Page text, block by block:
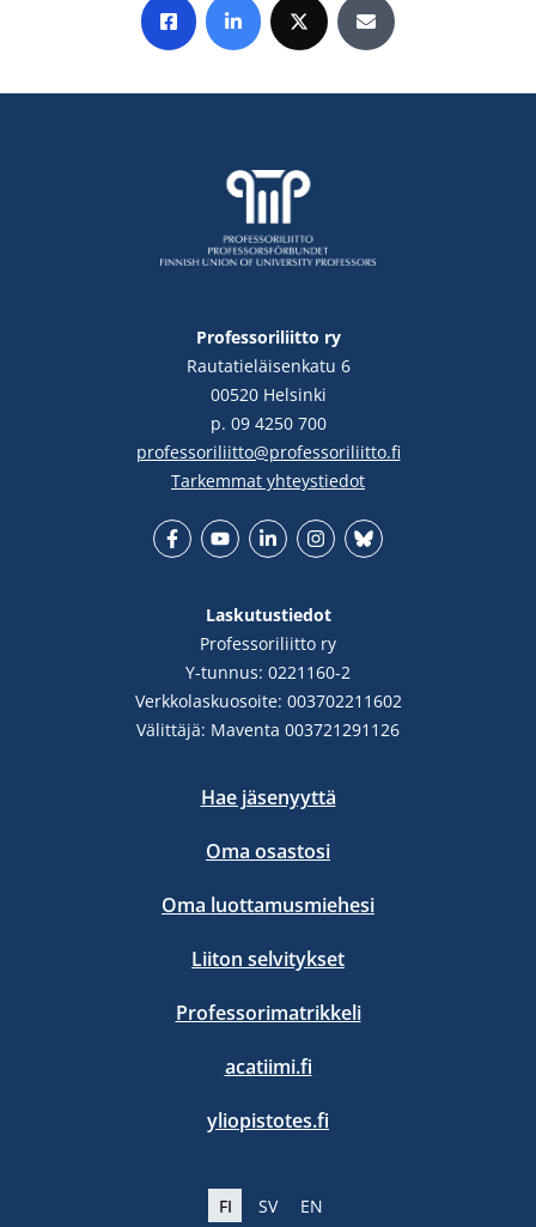
Jaa Facebookissa
Jaa LinkedInissä
Jaa X:ssäJaa sähköpostitse
Professoriliitto ry
Rautatieläisenkatu 6
00520 Helsinki
p. 09 4250 700
professoriliitto@professoriliitto.fi
Tarkemmat yhteystiedot
Laskutustiedot
Professoriliitto ry
Y-tunnus: 0221160-2
Verkkolaskuosoite: 003702211602
Välittäjä: Maventa 003721291126
Hae jäsenyyttä
Oma osastosi
Oma luottamusmiehesi
Liiton selvitykset
Professorimatrikkeli
acatiimi.fi
yliopistotes.fi
FI SV EN